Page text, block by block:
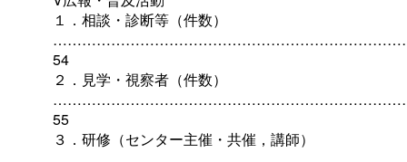
１．相談・診断等（件数）
54
２．見学・視察者（件数）
55
３．研修（センター主催・共催，講師）